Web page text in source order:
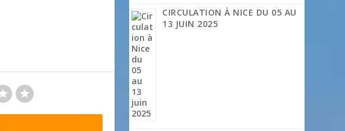
CIRCULATION À NICE DU 05 AU
13 JUIN 2025